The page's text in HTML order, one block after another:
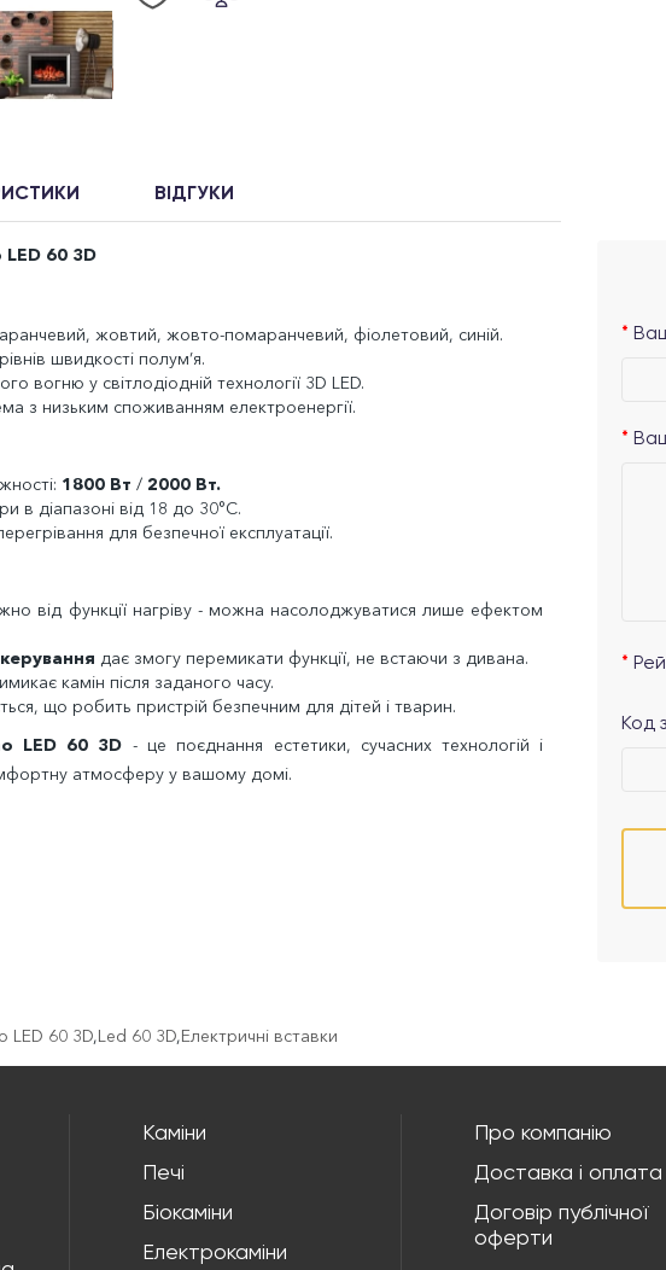
ВІДГУКИ
LED 60 3D
жовтий, жовто-помаранчевий, фіолетовий, синій.
швидкості полум’я.
вогню у світлодіодній технології 3D LED.
з низьким споживанням електроенергії.
1800 Вт / 2000 Вт.
в діапазоні від 18 до 30°C.
для безпечної експлуатації.
від функції нагріву - можна насолоджуватися лише ефектом
дає змогу перемикати функції, не встаючи з дивана.
камін після заданого часу.
що робить пристрій безпечним для дітей і тварин.
LED 60 3D - це поєднання естетики, сучасних технологій і
атмосферу у вашому домі.
Код
LED 60 3D,Led 60 3D,Електричні вставки
Каміни
Печі
Біокаміни
Електрокаміни
Про компанію
Доставка і оплата
Договір публічної
оферти